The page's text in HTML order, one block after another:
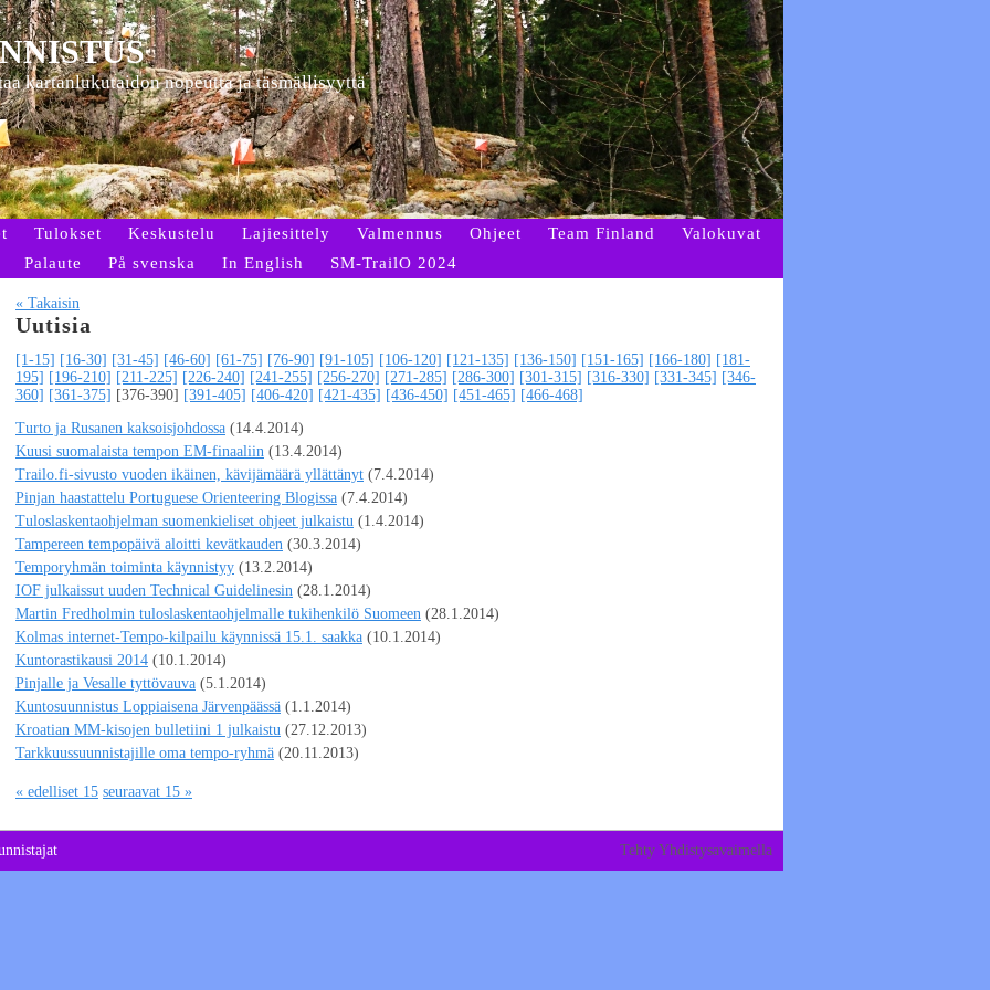
kartanlukutaidon nopeutta ja täsmällisyyttä
Tulokset Keskustelu Lajiesittely Valmennus Ohjeet Team Finland
Valokuvat
Palaute På svenska In English SM-TrailO 2024
« Takaisin
Uutisia
[1-15] [16-30] [31-45] [46-60] [61-75] [76-90] [91-105] [106-120] [121-135] [136-150] [151-165] [166-180] [181-
195] [196-210] [211-225] [226-240] [241-255] [256-270] [271-285] [286-300] [301-315] [316-330] [331-345] [346-
360] [361-375] [376-390] [391-405] [406-420] [421-435] [436-450] [451-465] [466-468]
Turto ja Rusanen kaksoisjohdossa (14.4.2014)
Kuusi suomalaista tempon EM-finaaliin (13.4.2014)
Trailo.fi-sivusto vuoden ikäinen, kävijämäärä yllättänyt (7.4.2014)
Pinjan haastattelu Portuguese Orienteering Blogissa (7.4.2014)
Tuloslaskentaohjelman suomenkieliset ohjeet julkaistu (1.4.2014)
Tampereen tempopäivä aloitti kevätkauden (30.3.2014)
Temporyhmän toiminta käynnistyy (13.2.2014)
IOF julkaissut uuden Technical Guidelinesin (28.1.2014)
Martin Fredholmin tuloslaskentaohjelmalle tukihenkilö Suomeen (28.1.2014)
Kolmas internet-Tempo-kilpailu käynnissä 15.1. saakka (10.1.2014)
Kuntorastikausi 2014 (10.1.2014)
Pinjalle ja Vesalle tyttövauva (5.1.2014)
Kuntosuunnistus Loppiaisena Järvenpäässä (1.1.2014)
Kroatian MM-kisojen bulletiini 1 julkaistu (27.12.2013)
Tarkkuussuunnistajille oma tempo-ryhmä (20.11.2013)
« edelliset 15 seuraavat 15 »
Tehty Yhdistysavaimella